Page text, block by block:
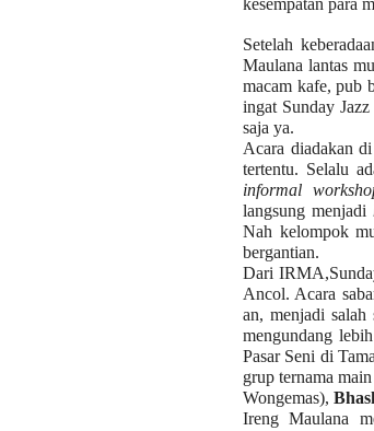
Setelah
Maulana lantas
macam kafe, pub
ingat Sunday
saja ya.
Acara diadakan
tertentu. Selalu
informal
langsung menjadi
Nah kelompok
bergantian.
Dari
Ancol. Acara
an, menjadi salah
mengundang
Pasar Seni di
grup ternama
Wongemas),
Ireng Maulana